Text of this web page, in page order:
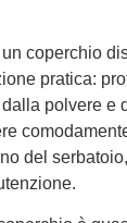
un coperchio
pratica:
polvere e
del